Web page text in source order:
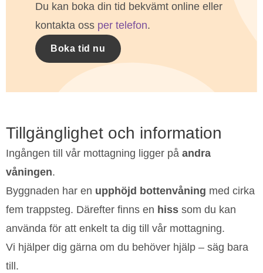
Du kan boka din tid bekvämt online eller
kontakta oss per telefon.
Boka tid nu
Tillgänglighet och information
Ingången till vår mottagning ligger på andra
våningen.
Byggnaden har en upphöjd bottenvåning med cirka
fem trappsteg. Därefter finns en hiss som du kan
använda för att enkelt ta dig till vår mottagning.
Vi hjälper dig gärna om du behöver hjälp – säg bara
till.